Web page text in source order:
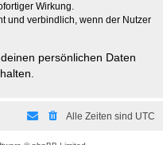
Wirkung.
und verbindlich, wenn der Nutzer
persönlichen Daten
Alle Zeiten sind UTC